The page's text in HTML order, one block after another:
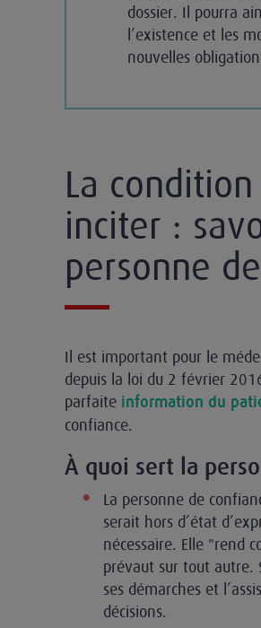
dossier. Il pourra
l’existence et les
nouvelles
La
inciter :
personne
Il est important pour le
depuis la loi du 2 février
parfaite information du
confiance.
À quoi sert la
La personne de
serait hors d’état
nécessaire. Elle "rend
prévaut sur tout autre.
ses démarches et
décisions.